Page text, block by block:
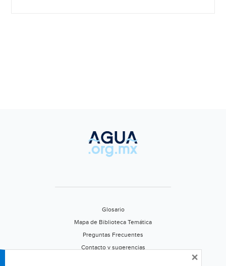
Glosario
Mapa de Biblioteca Temática
Preguntas Frecuentes
Contacto y sugerencias
×